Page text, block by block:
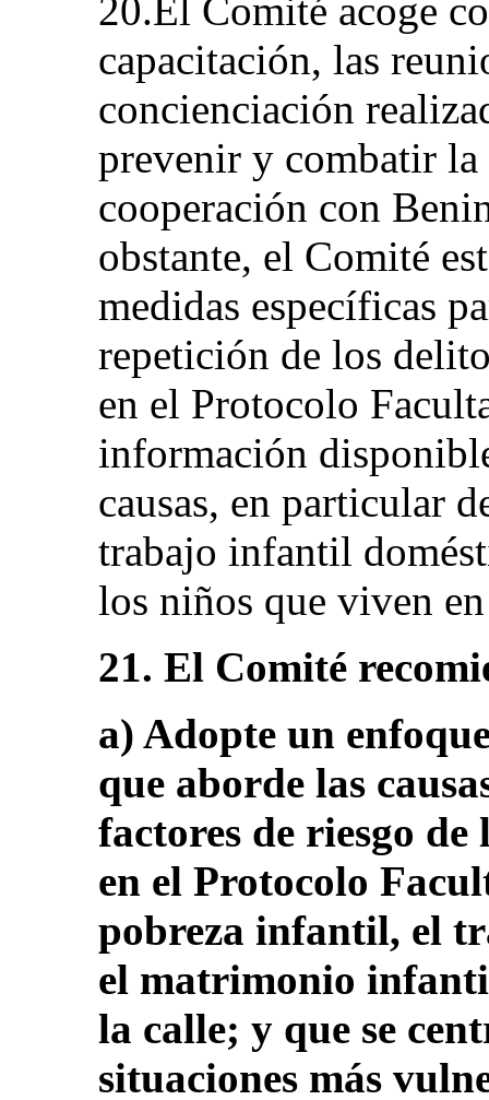
20.El Comité acoge
capacitación, las
concienciación
prevenir y combatir la
cooperación con
obstante, el Comité
medidas específicas
repetición de los
en el Protocolo
información
causas, en particular
trabajo infantil
los niños que viven
21. El Comité
a) Adopte un
que aborde las
factores de riesgo
en el Protocolo
pobreza infantil, el
el matrimonio
la calle; y que se
situaciones más